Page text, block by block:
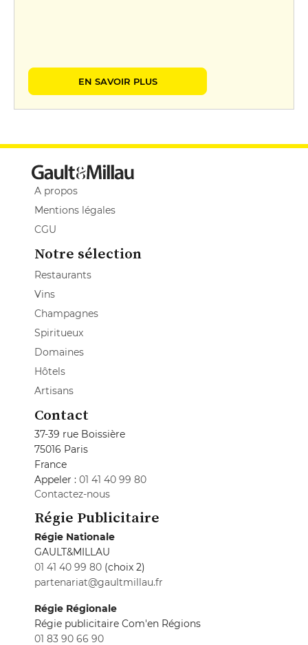
EN SAVOIR PLUS
A propos
Mentions légales
CGU
Notre sélection
Restaurants
Vins
Champagnes
Spiritueux
Domaines
Hôtels
Artisans
Contact
37-39 rue Boissière
75016 Paris
France
Appeler : 01 41 40 99 80
Contactez-nous
Régie Publicitaire
Régie Nationale
GAULT&MILLAU
01 41 40 99 80 (choix 2)
partenariat@gaultmillau.fr
Régie Régionale
Régie publicitaire Com'en Régions
01 83 90 66 90